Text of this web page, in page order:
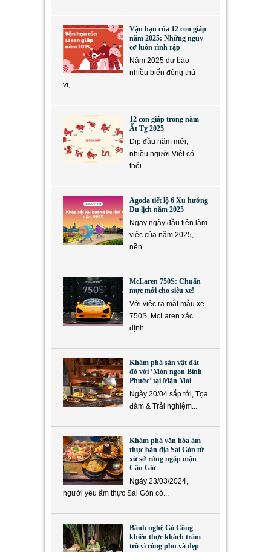
Vận hạn của 12 con giáp
năm 2025: Những nguy
cơ luôn rình rập
Năm 2025 dự báo
nhiều biến động thú
vị,...
12 con giáp trong năm
Ất Tỵ 2025
Dịp đầu năm mới,
nhiều người Việt có
thói...
Agoda tiết lộ 6 Xu hướng
Du lịch năm 2025
Ngay ngày đầu tiên làm
việc của năm 2025,
nền...
McLaren 750S: Chuẩn
mực mới cho siêu xe!
Với việc ra mắt mẫu xe
750S, McLaren xác
định...
Khám phá sản vật đất
đỏ với ‘Món ngon Bình
Phước’ tại Mặn Mòi
Ngày 20/04 sắp tới, Tọa
đàm & Trải nghiệm...
Khám phá văn hóa ẩm
thực bản địa Sài Gòn từ
xứ sở rừng ngập mặn
Cần Giờ
Ngày 23/03/2024,
người yêu ẩm thực Sài Gòn có...
Bánh nghệ Gò Công
khiến thực khách trầm
trồ vì công phu và đẹp